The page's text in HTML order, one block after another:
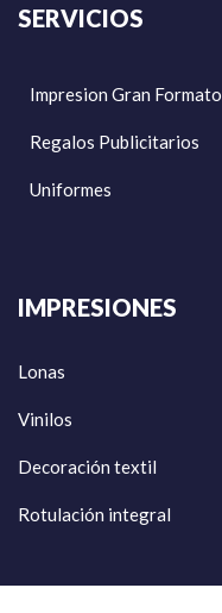
SERVICIOS
Impresion Gran Formato
Regalos Publicitarios
Uniformes
IMPRESIONES
Lonas
Vinilos
Decoración textil
Rotulación integral